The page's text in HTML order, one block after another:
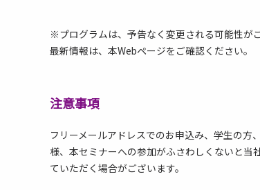
※プログラムは、予告なく変更される可能性が
最新情報は、本Webページをご確認ください。
注意事項
フリーメールアドレスでのお申込み、学生の
様、本セミナーへの参加がふさわしくないと
ていただく場合がございます。